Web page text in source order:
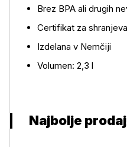
Brez BPA ali drugih
Certifikat za
Izdelana v Nemčiji
Volumen: 2,3 l
Najbolje